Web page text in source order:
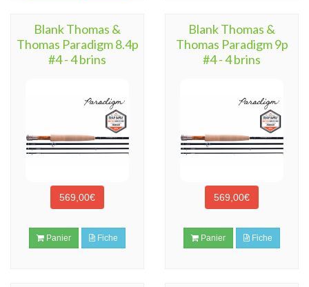
Blank Thomas &
Thomas Paradigm 8.4p
#4 - 4 brins
569,00€
Panier Fiche
Blank Thomas &
Thomas Paradigm 9p
#4 - 4 brins
569,00€
Panier Fiche